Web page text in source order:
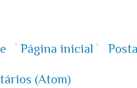
Página inicial
(Atom)